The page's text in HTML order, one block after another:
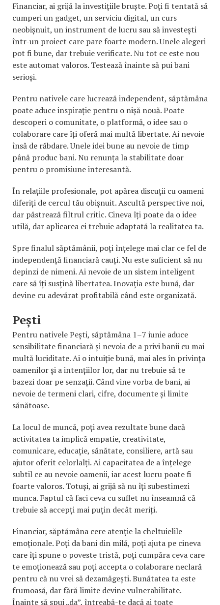
Financiar, ai grijă la investițiile bruște. Poți fi tentată să
cumperi un gadget, un serviciu digital, un curs
neobișnuit, un instrument de lucru sau să investești
într-un proiect care pare foarte modern. Unele alegeri
pot fi bune, dar trebuie verificate. Nu tot ce este nou
este automat valoros. Testează înainte să pui bani
serioși.
Pentru nativele care lucrează independent, săptămâna
poate aduce inspirație pentru o nișă nouă. Poate
descoperi o comunitate, o platformă, o idee sau o
colaborare care îți oferă mai multă libertate. Ai nevoie
însă de răbdare. Unele idei bune au nevoie de timp
până produc bani. Nu renunța la stabilitate doar
pentru o promisiune interesantă.
În relațiile profesionale, pot apărea discuții cu oameni
diferiți de cercul tău obișnuit. Ascultă perspective noi,
dar păstrează filtrul critic. Cineva îți poate da o idee
utilă, dar aplicarea ei trebuie adaptată la realitatea ta.
Spre finalul săptămânii, poți înțelege mai clar ce fel de
independență financiară cauți. Nu este suficient să nu
depinzi de nimeni. Ai nevoie de un sistem inteligent
care să îți susțină libertatea. Inovația este bună, dar
devine cu adevărat profitabilă când este organizată.
Pești
Pentru nativele Pești, săptămâna 1–7 iunie aduce
sensibilitate financiară și nevoia de a privi banii cu mai
multă luciditate. Ai o intuiție bună, mai ales în privința
oamenilor și a intențiilor lor, dar nu trebuie să te
bazezi doar pe senzații. Când vine vorba de bani, ai
nevoie de termeni clari, cifre, documente și limite
sănătoase.
La locul de muncă, poți avea rezultate bune dacă
activitatea ta implică empatie, creativitate,
comunicare, educație, sănătate, consiliere, artă sau
ajutor oferit celorlalți. Ai capacitatea de a înțelege
subtil ce au nevoie oamenii, iar acest lucru poate fi
foarte valoros. Totuși, ai grijă să nu îți subestimezi
munca. Faptul că faci ceva cu suflet nu înseamnă că
trebuie să accepți mai puțin decât meriți.
Financiar, săptămâna cere atenție la cheltuielile
emoționale. Poți da bani din milă, poți ajuta pe cineva
care îți spune o poveste tristă, poți cumpăra ceva care
te emoționează sau poți accepta o colaborare neclară
pentru că nu vrei să dezamăgești. Bunătatea ta este
frumoasă, dar fără limite devine vulnerabilitate.
Înainte să spui „da”, întreabă-te dacă ai toate